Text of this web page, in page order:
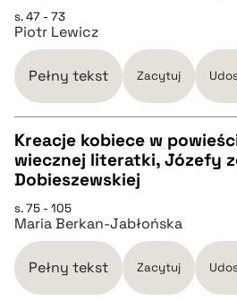
pobierz cytat
BIBTEX
pobierz cytat
s. 47 - 73
Piotr Lewicz
Pełny tekst Zacytuj
CZYSTY TEKST
pobierz cytat
BIBTEX
Kreacje kobiece w
wiecznej literatki, Józefy
Dobieszewskiej
s. 75 - 105
Maria Berkan-Jabłońska
Pełny tekst Zacytuj